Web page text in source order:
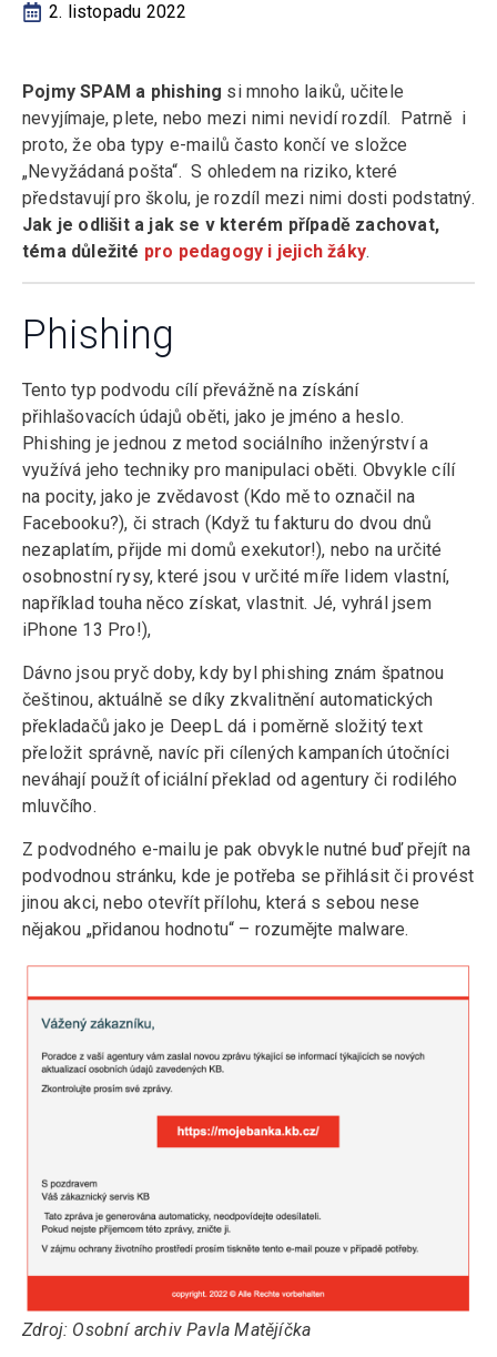
2. listopadu 2022
Pojmy SPAM a phishing si mnoho laiků, učitele
nevyjímaje, plete, nebo mezi nimi nevidí rozdíl. Patrně i
proto, že oba typy e-mailů často končí ve složce
„Nevyžádaná pošta“. S ohledem na riziko, které
představují pro školu, je rozdíl mezi nimi dosti podstatný.
Jak je odlišit a jak se v kterém případě zachovat,
téma důležité pro pedagogy i jejich žáky.
Phishing
Tento typ podvodu cílí převážně na získání
přihlašovacích údajů oběti, jako je jméno a heslo.
Phishing je jednou z metod sociálního inženýrství a
využívá jeho techniky pro manipulaci oběti. Obvykle cílí
na pocity, jako je zvědavost (Kdo mě to označil na
Facebooku?), či strach (Když tu fakturu do dvou dnů
nezaplatím, přijde mi domů exekutor!), nebo na určité
osobnostní rysy, které jsou v určité míře lidem vlastní,
například touha něco získat, vlastnit. Jé, vyhrál jsem
iPhone 13 Pro!),
Dávno jsou pryč doby, kdy byl phishing znám špatnou
češtinou, aktuálně se díky zkvalitnění automatických
překladačů jako je DeepL dá i poměrně složitý text
přeložit správně, navíc při cílených kampaních útočníci
neváhají použít oficiální překlad od agentury či rodilého
mluvčího.
Z podvodného e-mailu je pak obvykle nutné buď přejít na
podvodnou stránku, kde je potřeba se přihlásit či provést
jinou akci, nebo otevřít přílohu, která s sebou nese
nějakou „přidanou hodnotu“ – rozumějte malware.
Zdroj: Osobní archiv Pavla Matějíčka